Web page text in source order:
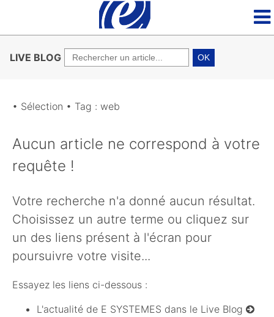
LIVE BLOG OK
• Sélection • Tag : web
Aucun article ne correspond à votre
requête !
Votre recherche n'a donné aucun résultat.
Choisissez un autre terme ou cliquez sur
un des liens présent à l'écran pour
poursuivre votre visite...
Essayez les liens ci-dessous :
L'actualité de E SYSTEMES dans le Live Blog